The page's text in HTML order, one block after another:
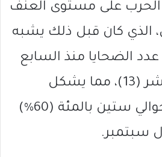
الحرب على مستوى العنف
الذي كان قبل ذلك يشبه
الضحايا منذ السابع
من أكتوبر ثلاثة عشر (13)، مما يشكل
انخفاضا بنسبة حوالي ستين بالمئة (60%)
سبتمبر.